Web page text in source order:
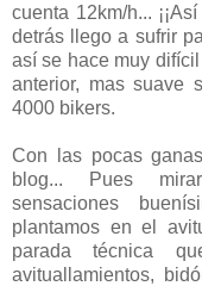
cuenta 12km/h...
detrás llego a sufrir
así se hace muy
anterior, mas suave
4000 bikers.
Con las pocas
blog... Pues
sensaciones
plantamos en el
parada técnica
avituallamientos,